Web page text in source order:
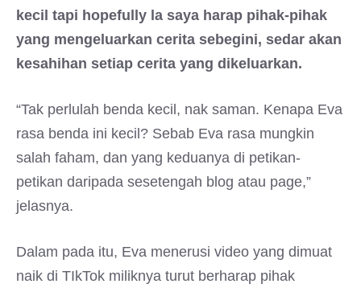
kecil tapi hopefully la saya harap pihak-pihak
yang mengeluarkan cerita sebegini, sedar akan
kesahihan setiap cerita yang dikeluarkan.
“Tak perlulah benda kecil, nak saman. Kenapa Eva
rasa benda ini kecil? Sebab Eva rasa mungkin
salah faham, dan yang keduanya di petikan-
petikan daripada sesetengah blog atau page,”
jelasnya.
Dalam pada itu, Eva menerusi video yang dimuat
naik di TIkTok miliknya turut berharap pihak